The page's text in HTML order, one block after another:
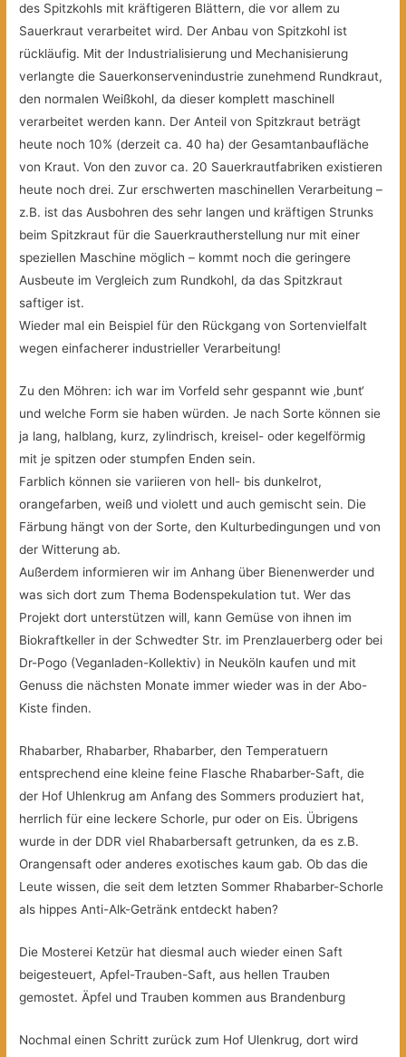
des Spitzkohls mit kräftigeren Blättern, die vor allem zu
Sauerkraut verarbeitet wird. Der Anbau von Spitzkohl ist
rückläufig. Mit der Industrialisierung und Mechanisierung
verlangte die Sauerkonservenindustrie zunehmend Rundkraut,
den normalen Weißkohl, da dieser komplett maschinell
verarbeitet werden kann. Der Anteil von Spitzkraut beträgt
heute noch 10% (derzeit ca. 40 ha) der Gesamtanbaufläche
von Kraut. Von den zuvor ca. 20 Sauerkrautfabriken existieren
heute noch drei. Zur erschwerten maschinellen Verarbeitung –
z.B. ist das Ausbohren des sehr langen und kräftigen Strunks
beim Spitzkraut für die Sauerkrautherstellung nur mit einer
speziellen Maschine möglich – kommt noch die geringere
Ausbeute im Vergleich zum Rundkohl, da das Spitzkraut
saftiger ist.
Wieder mal ein Beispiel für den Rückgang von Sortenvielfalt
wegen einfacherer industrieller Verarbeitung!
Zu den Möhren: ich war im Vorfeld sehr gespannt wie ‚bunt‘
und welche Form sie haben würden. Je nach Sorte können sie
ja lang, halblang, kurz, zylindrisch, kreisel- oder kegelförmig
mit je spitzen oder stumpfen Enden sein.
Farblich können sie variieren von hell- bis dunkelrot,
orangefarben, weiß und violett und auch gemischt sein. Die
Färbung hängt von der Sorte, den Kulturbedingungen und von
der Witterung ab.
Außerdem informieren wir im Anhang über Bienenwerder und
was sich dort zum Thema Bodenspekulation tut. Wer das
Projekt dort unterstützen will, kann Gemüse von ihnen im
Biokraftkeller in der Schwedter Str. im Prenzlauerberg oder bei
Dr-Pogo (Veganladen-Kollektiv) in Neuköln kaufen und mit
Genuss die nächsten Monate immer wieder was in der Abo-
Kiste finden.
Rhabarber, Rhabarber, Rhabarber, den Temperatuern
entsprechend eine kleine feine Flasche Rhabarber-Saft, die
der Hof Uhlenkrug am Anfang des Sommers produziert hat,
herrlich für eine leckere Schorle, pur oder on Eis. Übrigens
wurde in der DDR viel Rhabarbersaft getrunken, da es z.B.
Orangensaft oder anderes exotisches kaum gab. Ob das die
Leute wissen, die seit dem letzten Sommer Rhabarber-Schorle
als hippes Anti-Alk-Getränk entdeckt haben?
Die Mosterei Ketzür hat diesmal auch wieder einen Saft
beigesteuert, Apfel-Trauben-Saft, aus hellen Trauben
gemostet. Äpfel und Trauben kommen aus Brandenburg
Nochmal einen Schritt zurück zum Hof Ulenkrug, dort wird